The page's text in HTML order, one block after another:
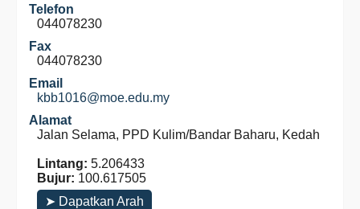
Telefon
044078230
Fax
044078230
Email
kbb1016@moe.edu.my
Alamat
Jalan Selama, PPD Kulim/Bandar Baharu, Kedah
Lintang: 5.206433
Bujur: 100.617505
➤ Dapatkan Arah